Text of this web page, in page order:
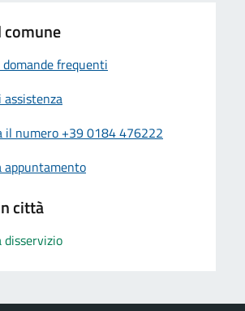
domande frequenti
assistenza
il numero +39 0184 476222
appuntamento
città
disservizio